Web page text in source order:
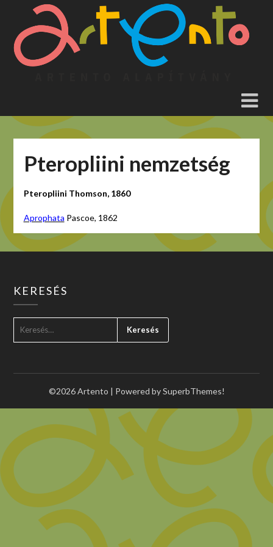
content
Pteropliini nemzetség
Pteropliini Thomson, 1860
Aprophata Pascoe, 1862
KERESÉS
©2026 Artento | Powered bySuperbThemes!